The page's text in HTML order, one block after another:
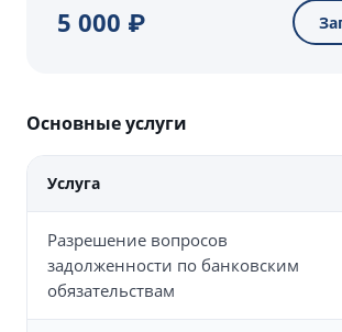
5 000 ₽
Основные услуги
Услуга
Разрешение вопросов
задолженности по банковским
обязательствам